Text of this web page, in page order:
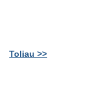
Toliau >>